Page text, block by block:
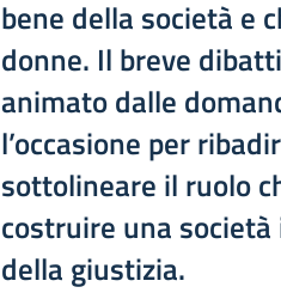
bene della società e
donne. Il breve
animato dalle
l’occasione per
sottolineare il ruolo
costruire una
della giustizia.